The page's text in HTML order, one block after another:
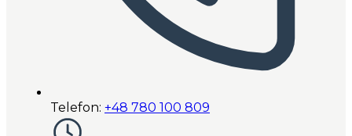
Telefon: +48 780 100 809